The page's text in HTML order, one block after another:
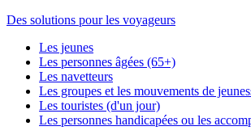
Des solutions pour les voyageurs
Les jeunes
Les personnes âgées (65+)
Les navetteurs
Les groupes et les mouvements de
Les touristes (d'un jour)
Les personnes handicapées ou les